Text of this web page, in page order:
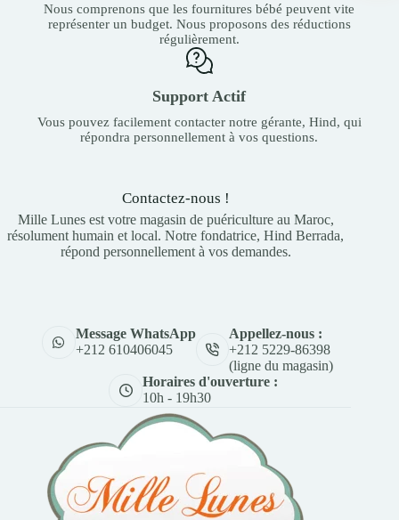
Nous comprenons que les fournitures bébé peuvent vite
représenter un budget. Nous proposons des réductions
régulièrement.
Support Actif
Vous pouvez facilement contacter notre gérante, Hind, qui
répondra personnellement à vos questions.
Contactez-nous !
Mille Lunes est votre magasin de puériculture au Maroc,
résolument humain et local. Notre fondatrice, Hind Berrada,
répond personnellement à vos demandes.
Message WhatsApp
+212 610406045
Appellez-nous :
+212 5229-86398
(ligne du magasin)
Horaires d'ouverture :
10h - 19h30